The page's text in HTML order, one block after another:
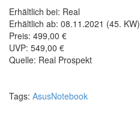
Erhältlich bei: Real
Erhältlich ab: 08.11.2021 (45. KW)
Preis: 499,00 €
UVP: 549,00 €
Quelle: Real Prospekt
Tags: AsusNotebook